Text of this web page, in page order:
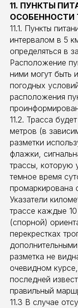
11. ПУНКТЫ
ОСОБЕННОСТИ
11.1. Пункты
интервалом в 5
определяться в
Расположение
ними могут быть
погодных
расположения
11.2. Трасса
метров (в
разметки
флажки,
трассы, которую
темное время
промаркирована
Указатели
трассе каждые
(спорной)
перекрестках
разметка не
очевидном
последней
правильный
11.3 В случае